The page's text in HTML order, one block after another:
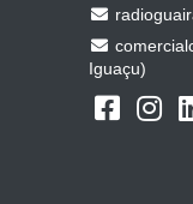
Iguaçu)